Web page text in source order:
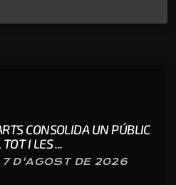
CONSOLIDA UN PÚBLIC
I LES ...
7 D'AGOST DE 2026